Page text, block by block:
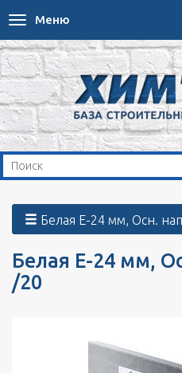
Toggle
navigation
Меню
Белая E-24 мм, Осн.
Белая E-24 мм,
/20